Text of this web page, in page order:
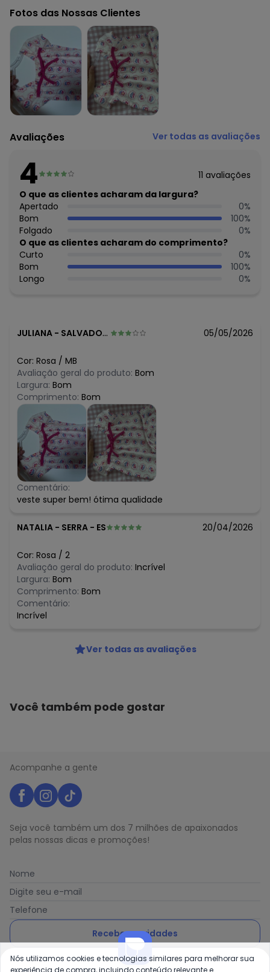
Código do produto: 8292348
Fornecedor: LUNELLI COMERCIO DO VESTUARIO LTDA / CNPJ
75.552.133/0001-70
Feito: BRASIL
Cuidados para conservação do produto: Lavagem a mão;
Não alvejar; Não secar em tambor; Secagem em varal à
sombra; Não passar; Não limpar a seco; Limpeza a úmido
profissional; Processo suave;
Tecido: Algodão
Composição: Vestido e Calcinha 96% Algodão 4% Elastano
Histórico de preços
algum dia do mês, para o menor tamanho disponível.
agosto/2026
N/D*
julho/2026
junho/2026 N/D*
maio/2026 R$ 45,96
abril/2026 R$ 57,45
março/2026 R$ 57,45
fevereiro/2026 N/D*
Fotos das Nossas Clientes
Avaliações Ver todas as avaliações
4 11 avaliações
O que as clientes acharam da largura?
Apertado
0%
Bom
100%
Folgado
0%
O que as clientes acharam do comprimento?
Curto
0%
Bom
100%
Longo
0%
JULIANA - SALVADOR - BA 05/05/2026
Cor: Rosa / MB
Avaliação geral do produto: Bom
Largura: Bom
Comprimento: Bom
Comentário:
veste super bem! ótima qualidade
NATALIA - SERRA - ES 20/04/2026
Cor: Rosa / 2
Avaliação geral do produto: Incrível
Largura: Bom
Comprimento: Bom
Comentário:
Incrível
Ver todas as avaliações
Você também pode gostar
Acompanhe a gente
Seja você também um dos 7 milhões de apaixonados
pelas nossas dicas e promoções!
Nome
Digite seu e-mail
Telefone
Receber novidades
Ao enviar o cadastro, você concorda com a nossa Política
Nós utilizamos cookies e tecnologias similares para melhorar sua
experiência de compra, incluindo conteúdo relevante e